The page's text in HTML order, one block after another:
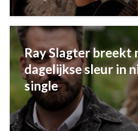
Ray Slagter breekt
dagelijkse sleur in
single